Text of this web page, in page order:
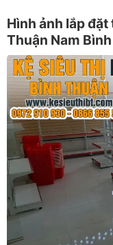
Hình ảnh lắp đặt
Thuận Nam